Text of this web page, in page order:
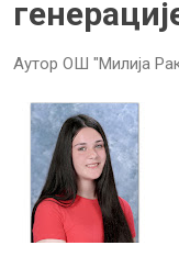
Аутор ОШ "Милија